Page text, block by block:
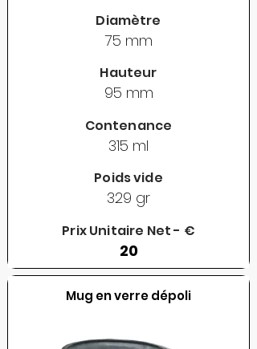
Diamètre
75 mm
Hauteur
95 mm
Contenance
315 ml
Poids vide
329 gr
Prix Unitaire Net - €
20
Mug en verre dépoli